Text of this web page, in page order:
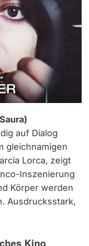
auf Dialog
gleichnamigen
Lorca, zeigt
Inszenierung
Körper werden
Ausdrucksstark,
Kino